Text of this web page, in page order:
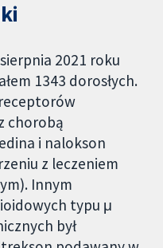
2021 roku
1343 dorosłych.
chorobą
i nalokson
z leczeniem
Innym
typu μ
był